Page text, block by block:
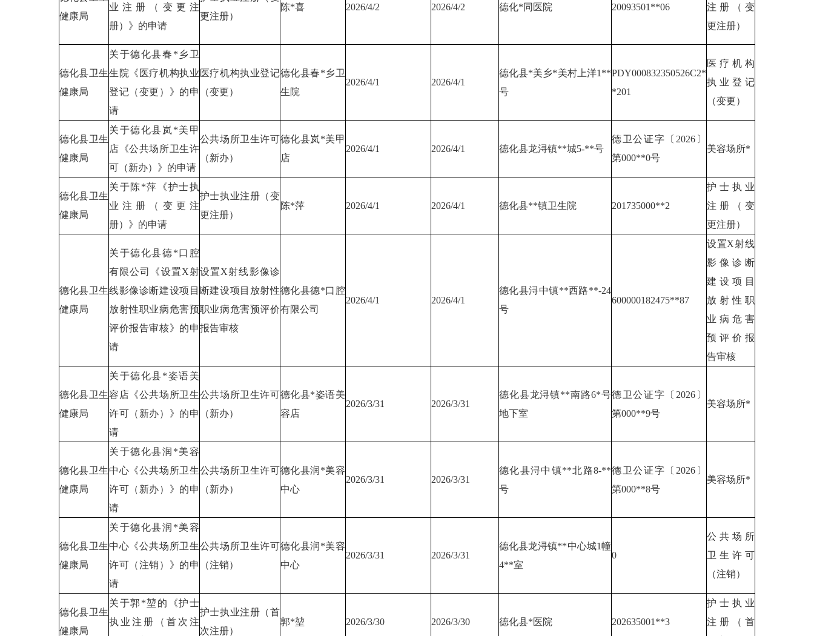
健康局
业注册（变更注
册）》的申请
更注册）
陈*喜 2026/4/2 2026/4/2 德化*同医院 20093501**06
注册（变
更注册）
德化县卫生
健康局
关于德化县春*乡卫
生院《医疗机构执业
登记（变更）》的申
请
医疗机构执业登记
（变更）
德化县春*乡卫
生院
2026/4/1 2026/4/1
德化县*美乡*美村上洋1**
号
PDY000832350526C2*
*201
医疗机构
执业登记
（变更）
德化县卫生
健康局
关于德化县岚*美甲
店《公共场所卫生许
可（新办）》的申请
公共场所卫生许可
（新办）
德化县岚*美甲
店
2026/4/1 2026/4/1 德化县龙浔镇**城5-**号
德卫公证字〔2026〕
第000**0号
美容场所*
德化县卫生
健康局
关于陈*萍《护士执
业注册（变更注
册）》的申请
护士执业注册（变
更注册）
陈*萍 2026/4/1 2026/4/1 德化县**镇卫生院 201735000**2
护士执业
注册（变
更注册）
德化县卫生
健康局
关于德化县德*口腔
有限公司《设置X射
线影像诊断建设项目
放射性职业病危害预
评价报告审核》的申
请
设置X射线影像诊
断建设项目放射性
职业病危害预评价
报告审核
德化县德*口腔
有限公司
2026/4/1 2026/4/1
德化县浔中镇**西路**-24
号
600000182475**87
设置X射线
影像诊断
建设项目
放射性职
业病危害
预评价报
告审核
德化县卫生
健康局
关于德化县*姿语美
容店《公共场所卫生
许可（新办）》的申
请
公共场所卫生许可
（新办）
德化县*姿语美
容店
2026/3/31 2026/3/31
德化县龙浔镇**南路6*号
地下室
德卫公证字〔2026〕
第000**9号
美容场所*
德化县卫生
健康局
关于德化县润*美容
中心《公共场所卫生
许可（新办）》的申
请
公共场所卫生许可
（新办）
德化县润*美容
中心
2026/3/31 2026/3/31
德化县浔中镇**北路8-**
号
德卫公证字〔2026〕
第000**8号
美容场所*
德化县卫生
健康局
关于德化县润*美容
中心《公共场所卫生
许可（注销）》的申
请
公共场所卫生许可
（注销）
德化县润*美容
中心
2026/3/31 2026/3/31
德化县龙浔镇**中心城1幢
4**室
0
公共场所
卫生许可
（注销）
德化县卫生
健康局
关于郭*堃的《护士
执业注册（首次注
护士执业注册（首
次注册）
郭*堃 2026/3/30 2026/3/30 德化县*医院 202635001**3
护士执业
注册（首